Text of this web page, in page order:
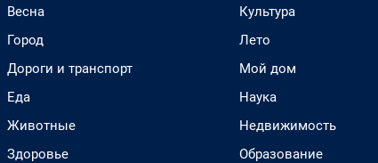
Весна
Город
Дороги и транспорт
Еда
Животные
Здоровье
Культура
Лето
Мой дом
Наука
Недвижимость
Образование